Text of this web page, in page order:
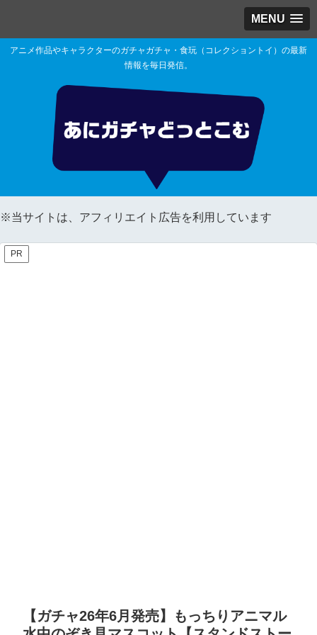
MENU
アニメ作品やキャラクターのガチャガチャ・食玩（コレクショントイ）の最新
情報を毎日発信。
※当サイトは、アフィリエイト広告を利用しています
PR
【ガチャ26年6月発売】もっちりアニマル